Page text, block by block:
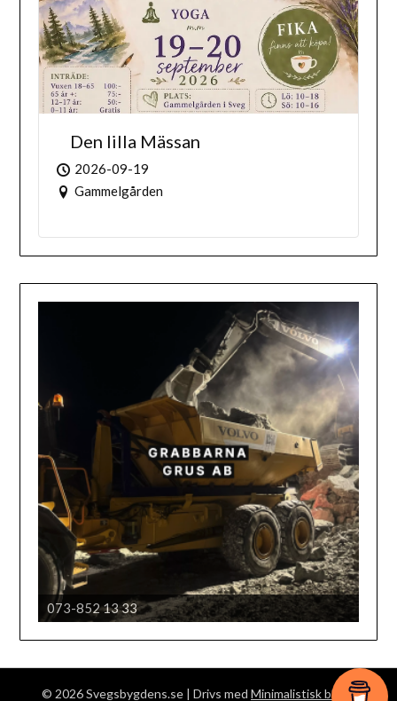
Den lilla Mässan
2026-09-19
Gammelgården
073-852 13 33
Härjedalens automobil klubb
© 2026 Svegsbygdens.se | Drivs med Minimalistisk blogg